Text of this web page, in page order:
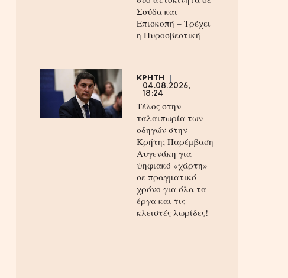
Σούδα και
Επισκοπή – Τρέχει
η Πυροσβεστική
ΚΡΗΤΗ
04.08.2026,
18:24
Τέλος στην
ταλαιπωρία των
οδηγών στην
Κρήτη; Παρέμβαση
Αυγενάκη για
ψηφιακό «χάρτη»
σε πραγματικό
χρόνο για όλα τα
έργα και τις
κλειστές λωρίδες!